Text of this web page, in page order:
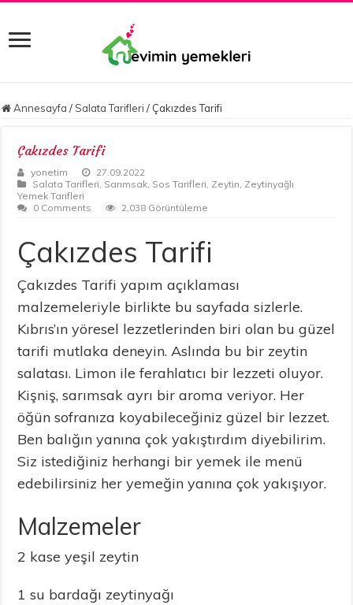
Annesayfa / Salata Tarifleri / Çakızdes Tarifi
Çakızdes Tarifi
yonetim
27.09.2022
Salata Tarifleri, Sarımsak, Sos Tarifleri, Zeytin, Zeytinyağlı
Yemek Tarifleri
0 Comments
2,038 Görüntüleme
Çakızdes Tarifi
Çakızdes Tarifi yapım açıklaması
malzemeleriyle birlikte bu sayfada sizlerle.
Kıbrıs’ın yöresel lezzetlerinden biri olan bu güzel
tarifi mutlaka deneyin. Aslında bu bir zeytin
salatası. Limon ile ferahlatıcı bir lezzeti oluyor.
Kişniş, sarımsak ayrı bir aroma veriyor. Her
öğün sofranıza koyabileceğiniz güzel bir lezzet.
Ben balığın yanına çok yakıştırdım diyebilirim.
Siz istediğiniz herhangi bir yemek ile menü
edebilirsiniz her yemeğin yanına çok yakışıyor.
Malzemeler
2 kase yeşil zeytin
1 su bardağı zeytinyağı